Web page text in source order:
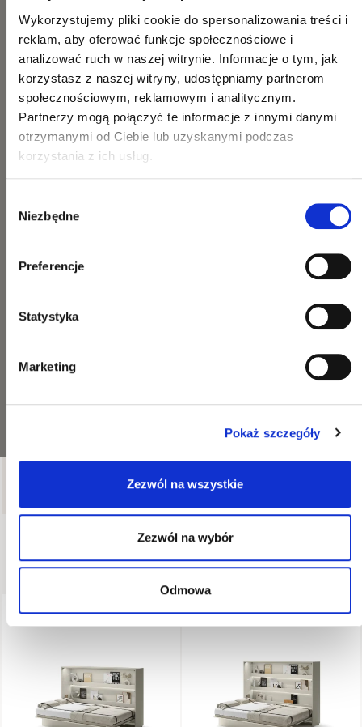
Wykorzystujemy pliki cookie do spersonalizowania treści i
reklam, aby oferować funkcje społecznościowe i
analizować ruch w naszej witrynie. Informacje o tym, jak
korzystasz z naszej witryny, udostępniamy partnerom
społecznościowym, reklamowym i analitycznym.
Partnerzy mogą połączyć te informacje z innymi danymi
otrzymanymi od Ciebie lub uzyskanymi podczas
korzystania z ich usług.
zgody
Niezbędne
Preferencje
Statystyka
Marketing
Pokaż szczegóły
Zezwól na wszystkie
Zezwól na wybór
Odmowa
Dostępne produkty